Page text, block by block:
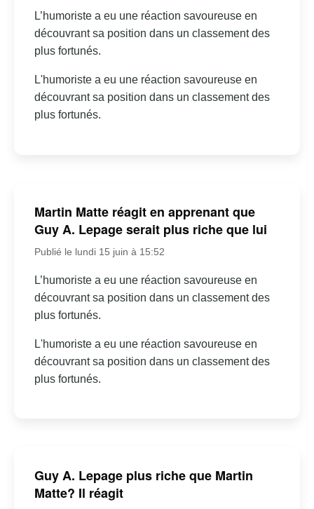
L’humoriste a eu une réaction savoureuse en
découvrant sa position dans un classement des
plus fortunés.
L'humoriste a eu une réaction savoureuse en
découvrant sa position dans un classement des
plus fortunés.
Martin Matte réagit en apprenant que
Guy A. Lepage serait plus riche que lui
Publié le lundi 15 juin à 15:52
L’humoriste a eu une réaction savoureuse en
découvrant sa position dans un classement des
plus fortunés.
L'humoriste a eu une réaction savoureuse en
découvrant sa position dans un classement des
plus fortunés.
Guy A. Lepage plus riche que Martin
Matte? Il réagit